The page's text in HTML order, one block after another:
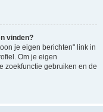
vinden?
je eigen berichten" link in
Om je eigen
zoekfunctie gebruiken en de